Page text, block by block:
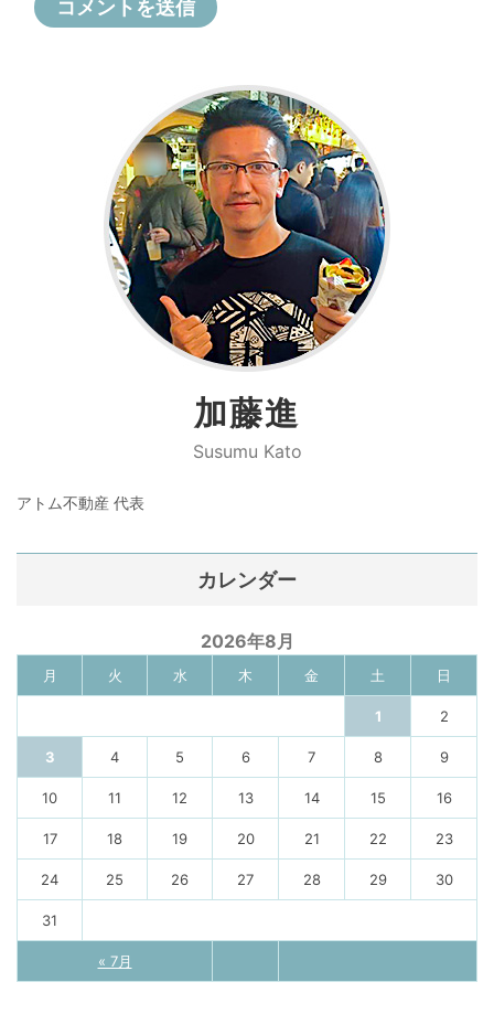
加藤進
Susumu Kato
アトム不動産 代表
カレンダー
2026年8月
月 火 水 木 金 土 日
« 7月
1 2
3 4 5 6 7 8 9
10 11 12 13 14 15 16
17 18 19 20 21 22 23
24 25 26 27 28 29 30
31